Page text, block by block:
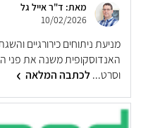
מאת: ד"ר אייל גל
10/02/2026
מניעת ניתוחים כירורגיים
האנדוסקופית משנה את פני
וסרט...לכתבה המלאה